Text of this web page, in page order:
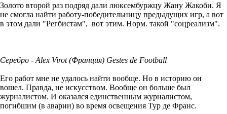
Золото второй раз подряд дали люксембуржцу Жану Жакоби. Я
не смогла найти работу-победительницу предыдущих игр, а вот
в этом дали "Регбистам", вот этим. Норм. такой "соцреализм".
Серебро - Alex Virot (Франция) Gestes de Football
Его работ мне не удалось найти вообще. Но в историю он
вошел. Правда, не искусством. Вообще он больше был
журналистом. И оказался единственным журналистом,
погибшим (в аварии) во время освещения Тур де Франс.